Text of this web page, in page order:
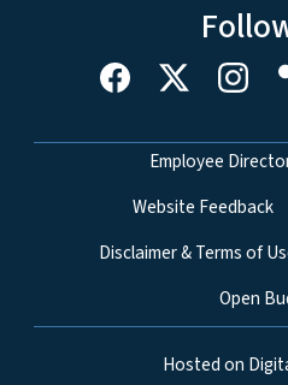
Network Menu
Employee
Website Feedback
Disclaimer & Terms of
Open
Hosted on